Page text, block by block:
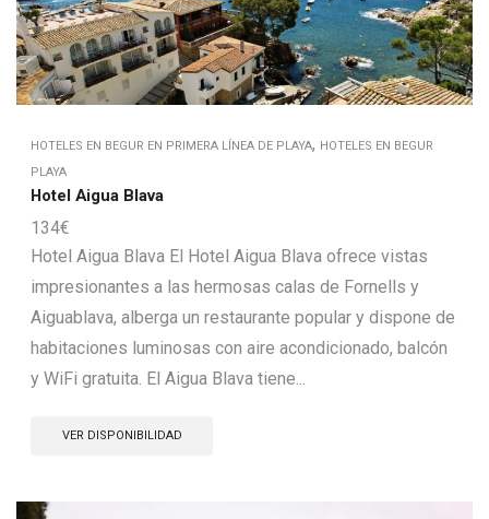
HOTELES EN BEGUR EN PRIMERA LÍNEA DE PLAYA, HOTELES EN BEGUR
PLAYA
Hotel Aigua Blava
134€
Hotel Aigua Blava El Hotel Aigua Blava ofrece vistas
impresionantes a las hermosas calas de Fornells y
Aiguablava, alberga un restaurante popular y dispone de
habitaciones luminosas con aire acondicionado, balcón
y WiFi gratuita. El Aigua Blava tiene...
VER DISPONIBILIDAD